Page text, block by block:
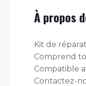
À propos
Kit de
Comprend
Compatible
Contactez-